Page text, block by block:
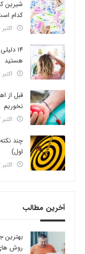
شیرین
کدام
اکتبر 25, 2024
14
هستید
اکتبر 24, 2024
قبل از
نخوریم
اکتبر 23, 2024
چند
اول)
اکتبر 22, 2024
آخرین مطالب
روش